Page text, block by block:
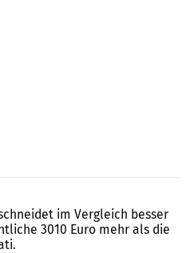
im Vergleich besser
3010 Euro mehr als die